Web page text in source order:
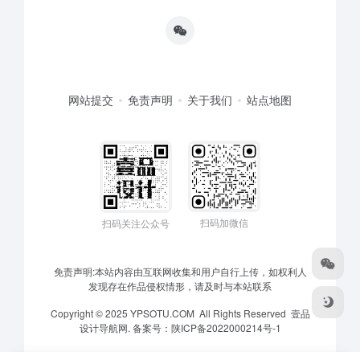
网站提交 免责声明 关于我们 站点地图
扫码关注公众号 扫码加微信
免责声明:本站内容由互联网收集和用户自行上传，如权利人
发现存在作品侵权情形，请及时与本站联系
Copyright © 2025 YPSOTU.COM All Rights Reserved 壹品
设计导航网. 备案号： 陕ICP备2022000214号-1